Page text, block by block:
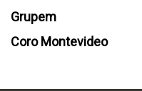
Grupem
Coro Montevideo